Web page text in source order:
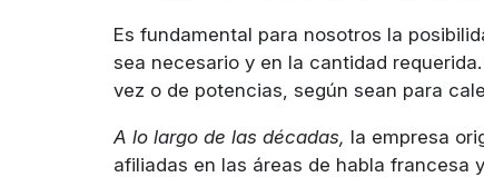
Es fundamental para nosotros la
sea necesario y en la cantidad
vez o de potencias, según sean para
A lo largo de las décadas, la empresa
afiliadas en las áreas de habla francesa